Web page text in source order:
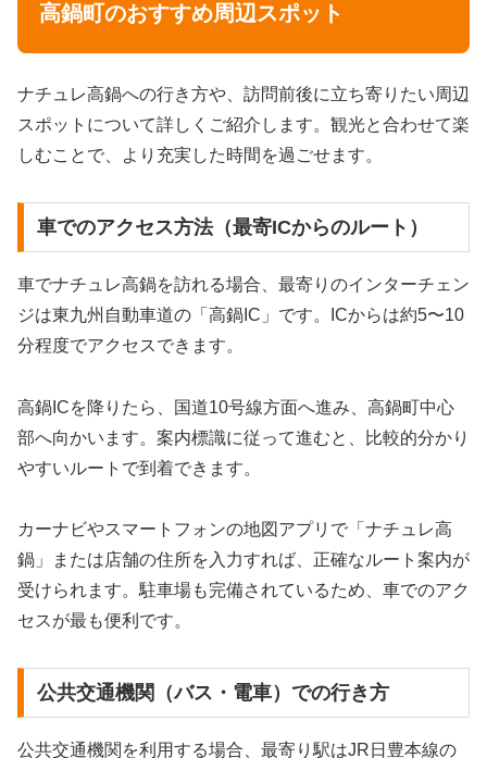
高鍋町のおすすめ周辺スポット
ナチュレ高鍋への行き方や、訪問前後に立ち寄りたい周辺
スポットについて詳しくご紹介します。観光と合わせて楽
しむことで、より充実した時間を過ごせます。
車でのアクセス方法（最寄ICからのルート）
車でナチュレ高鍋を訪れる場合、最寄りのインターチェン
ジは東九州自動車道の「高鍋IC」です。ICからは約5〜10
分程度でアクセスできます。
高鍋ICを降りたら、国道10号線方面へ進み、高鍋町中心
部へ向かいます。案内標識に従って進むと、比較的分かり
やすいルートで到着できます。
カーナビやスマートフォンの地図アプリで「ナチュレ高
鍋」または店舗の住所を入力すれば、正確なルート案内が
受けられます。駐車場も完備されているため、車でのアク
セスが最も便利です。
公共交通機関（バス・電車）での行き方
公共交通機関を利用する場合、最寄り駅はJR日豊本線の